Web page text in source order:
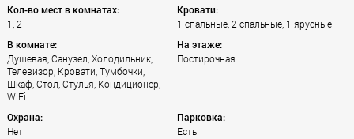
Кол-во мест в комнатах:
1, 2
Кровати:
1 спальные, 2 спальные, 1 ярусные
В комнате:
Душевая, Санузел, Холодильник,
Телевизор, Кровати, Тумбочки,
Шкаф, Стол, Стулья, Кондиционер,
WiFi
На этаже:
Постирочная
Охрана:
Нет
Парковка:
Есть